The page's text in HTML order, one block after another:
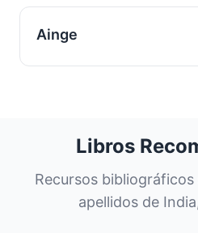
Ainge
Libros
Recursos
apellidos de